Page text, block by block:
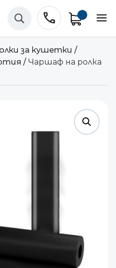
phone
U
за кушетки /
/ Чаршаф на ролка